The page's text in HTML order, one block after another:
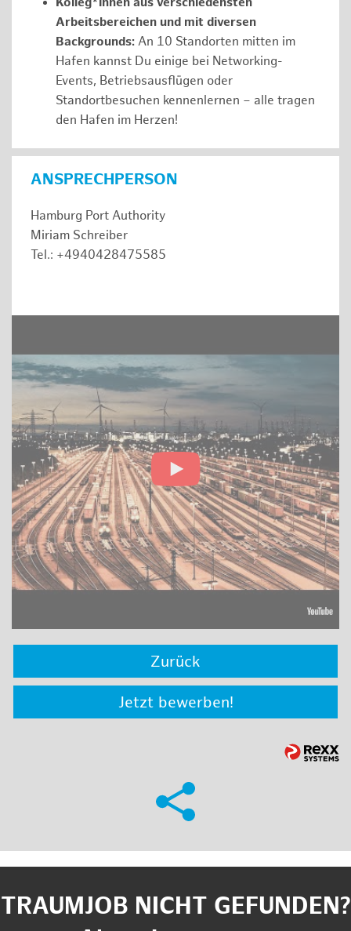
Arbeitsbereichen und mit diversen
Backgrounds: An 10 Standorten mitten im
Hafen kannst Du einige bei Networking-
Events, Betriebsausflügen oder
Standortbesuchen kennenlernen – alle tragen
den Hafen im Herzen!
ANSPRECHPERSON
Hamburg Port Authority
Miriam Schreiber
Tel.: +4940428475585
Zurück
Jetzt bewerben!
TRAUMJOB NICHT GEFUNDEN?